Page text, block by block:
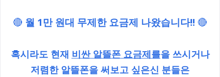
🔴 월 1만 원대 무제한 요금제 나왔습니다!! 🔴
혹시라도 현재 비싼 알뜰폰 요금제를을 쓰시거나
저렴한 알뜰폰을 써보고 싶은신 분들은